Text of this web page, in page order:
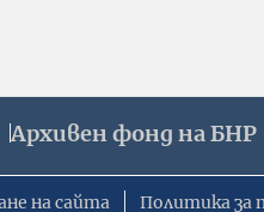
Архивен фонд на БНР
на сайта Политика за